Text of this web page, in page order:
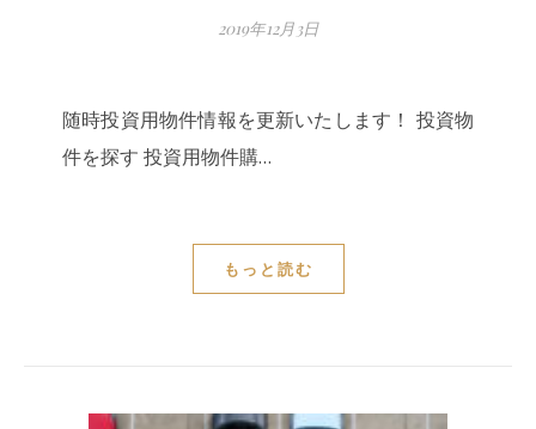
2019年12月3日
随時投資用物件情報を更新いたします！ 投資物
件を探す 投資用物件購…
もっと読む